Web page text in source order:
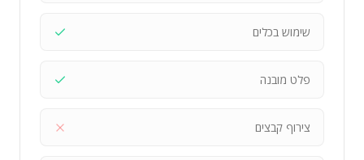
שימוש בכלים
פלט מובנה
צירוף קבצים